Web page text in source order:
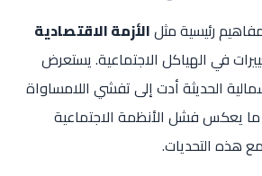
رئيسية مثلالأزمة الاقتصادية
في الهياكل الاجتماعية. يستعرض
الحديثة أدت إلى تفشي اللامساواة
ما يعكس فشل الأنظمة الاجتماعية
هذه التحديات.